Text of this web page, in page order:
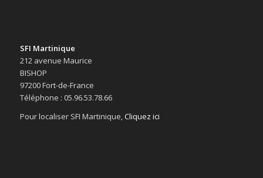
SFI Martinique
212 avenue Maurice
BISHOP
97200 Fort-de-France
Téléphone : 05.96.53.78.66
Pour localiser SFI Martinique,Cliquez ici